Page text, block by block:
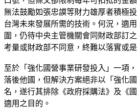
無法鼓勵如張忠謨等財力雄厚者積極
台灣未來發展所需的技術。何況，適
圍，仍待中央主管機關會同財政部訂
考量或財政部不同意，終難以落實或
至於「強化國營事業研發投入」一項
落後他國，但解決方案絕非以「強化
名，遂行其排除《政府採購法》及《
適用之目的。